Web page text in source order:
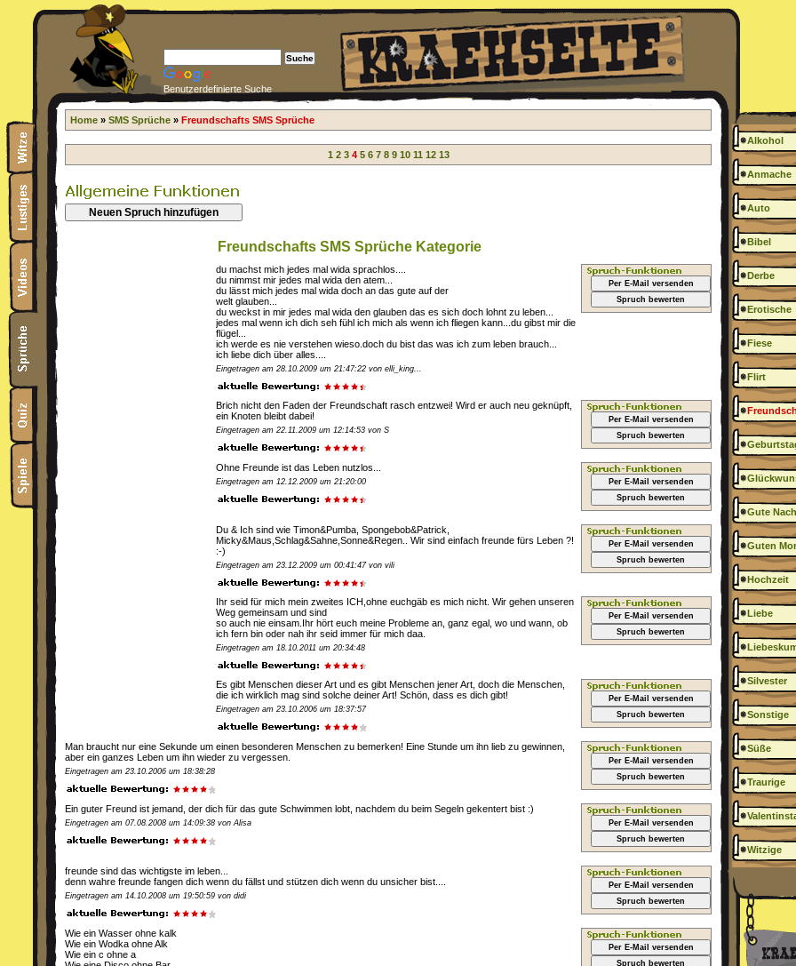
Benutzerdefinierte Suche
Home » SMS Sprüche » Freundschafts SMS Sprüche
1 2 3 4 5 6 7 8 9 10 11 12 13
Neuen Spruch hinzufügen
Freundschafts SMS Sprüche Kategorie
Per E-Mail versenden
Spruch bewerten
du machst mich jedes mal wida sprachlos....
du nimmst mir jedes mal wida den atem...
du lässt mich jedes mal wida doch an das gute auf der
welt glauben...
du weckst in mir jedes mal wida den glauben das es sich doch lohnt zu leben...
jedes mal wenn ich dich seh fühl ich mich als wenn ich fliegen kann...du gibst mir die
flügel...
ich werde es nie verstehen wieso.doch du bist das was ich zum leben brauch...
ich liebe dich über alles....
Eingetragen am 28.10.2009 um 21:47:22 von elli_king...
Per E-Mail versenden
Spruch bewerten
Brich nicht den Faden der Freundschaft rasch entzwei! Wird er auch neu geknüpft,
ein Knoten bleibt dabei!
Eingetragen am 22.11.2009 um 12:14:53 von S
Per E-Mail versenden
Spruch bewerten
Ohne Freunde ist das Leben nutzlos...
Eingetragen am 12.12.2009 um 21:20:00
Per E-Mail versenden
Spruch bewerten
Du & Ich sind wie Timon&Pumba, Spongebob&Patrick,
Micky&Maus,Schlag&Sahne,Sonne&Regen.. Wir sind einfach freunde fürs Leben ?!
:-)
Eingetragen am 23.12.2009 um 00:41:47 von vili
Per E-Mail versenden
Spruch bewerten
Ihr seid für mich mein zweites ICH,ohne euchgäb es mich nicht. Wir gehen unseren
Weg gemeinsam und sind
so auch nie einsam.Ihr hört euch meine Probleme an, ganz egal, wo und wann, ob
ich fern bin oder nah ihr seid immer für mich daa.
Eingetragen am 18.10.2011 um 20:34:48
Per E-Mail versenden
Spruch bewerten
Es gibt Menschen dieser Art und es gibt Menschen jener Art, doch die Menschen,
die ich wirklich mag sind solche deiner Art! Schön, dass es dich gibt!
Eingetragen am 23.10.2006 um 18:37:57
Per E-Mail versenden
Spruch bewerten
Man braucht nur eine Sekunde um einen besonderen Menschen zu bemerken! Eine Stunde um ihn lieb zu gewinnen,
aber ein ganzes Leben um ihn wieder zu vergessen.
Eingetragen am 23.10.2006 um 18:38:28
Per E-Mail versenden
Spruch bewerten
Ein guter Freund ist jemand, der dich für das gute Schwimmen lobt, nachdem du beim Segeln gekentert bist :)
Eingetragen am 07.08.2008 um 14:09:38 von Alisa
Per E-Mail versenden
Spruch bewerten
freunde sind das wichtigste im leben...
denn wahre freunde fangen dich wenn du fällst und stützen dich wenn du unsicher bist....
Eingetragen am 14.10.2008 um 19:50:59 von didi
Per E-Mail versenden
Spruch bewerten
Wie ein Wasser ohne kalk
Wie ein Wodka ohne Alk
Wie ein c ohne a
Alkohol
Anmache
Auto
Bibel
Derbe
Erotische
Fiese
Flirt
Gute
Guten
Hochzeit
Liebe
Silvester
Sonstige
Süße
Traurige
Witzige